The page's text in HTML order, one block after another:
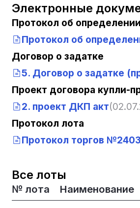
Электронные
Протокол об
Протокол об
Договор о задатке
5. Договор о задатке
Проект договора купли-
2. проект ДКП акт
Протокол лота
Протокол торгов
Все лоты
№ лота Наименование